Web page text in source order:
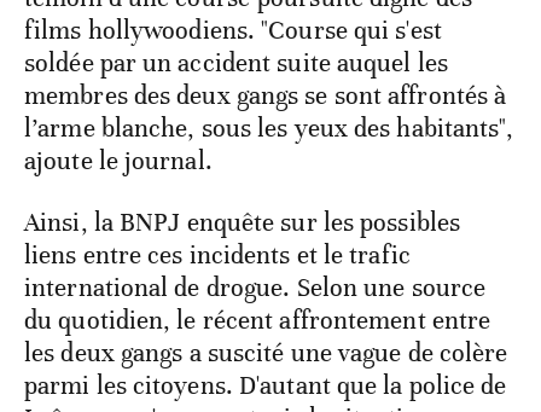
films hollywoodiens. "Course qui s'est
soldée par un accident suite auquel les
membres des deux gangs se sont affrontés à
l’arme blanche, sous les yeux des habitants",
ajoute le journal.
Ainsi, la BNPJ enquête sur les possibles
liens entre ces incidents et le trafic
international de drogue. Selon une source
du quotidien, le récent affrontement entre
les deux gangs a suscité une vague de colère
parmi les citoyens. D'autant que la police de